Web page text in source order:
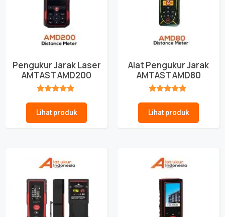
Pengukur Jarak Laser
AMTAST AMD200
Lihat produk
Alat Pengukur Jarak
AMTAST AMD80
Lihat produk